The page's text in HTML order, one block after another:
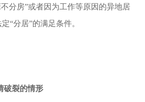
分房”或者因为工作等原因的异地居
“分居”的满足条件。
破裂的情形